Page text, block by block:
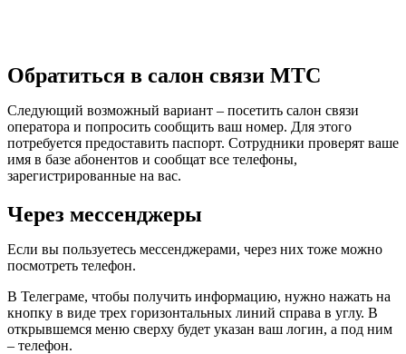
Обратиться в салон связи МТС
Следующий возможный вариант – посетить салон связи
оператора и попросить сообщить ваш номер. Для этого
потребуется предоставить паспорт. Сотрудники проверят ваше
имя в базе абонентов и сообщат все телефоны,
зарегистрированные на вас.
Через мессенджеры
Если вы пользуетесь мессенджерами, через них тоже можно
посмотреть телефон.
В Телеграме, чтобы получить информацию, нужно нажать на
кнопку в виде трех горизонтальных линий справа в углу. В
открывшемся меню сверху будет указан ваш логин, а под ним
– телефон.